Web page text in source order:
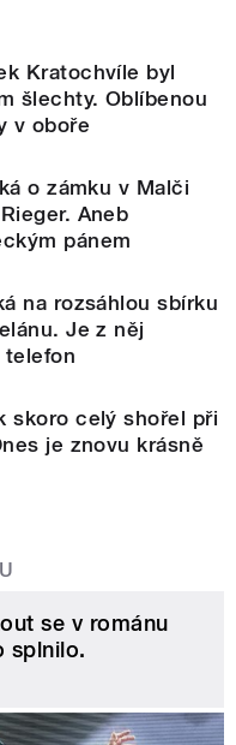
Kratochvíle byl
šlechty. Oblíbenou
v oboře
o zámku v Malči
Aneb
pánem
na rozsáhlou sbírku
Je z něj
telefon
skoro celý shořel při
je znovu krásně
se v románu
splnilo.